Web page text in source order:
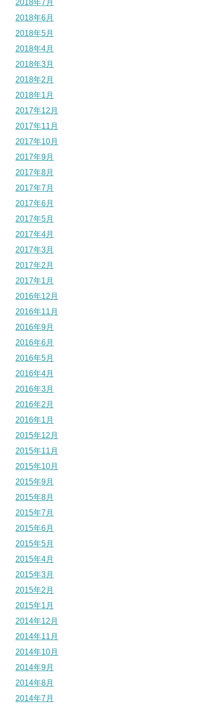
2018年7月
2018年6月
2018年5月
2018年4月
2018年3月
2018年2月
2018年1月
2017年12月
2017年11月
2017年10月
2017年9月
2017年8月
2017年7月
2017年6月
2017年5月
2017年4月
2017年3月
2017年2月
2017年1月
2016年12月
2016年11月
2016年9月
2016年6月
2016年5月
2016年4月
2016年3月
2016年2月
2016年1月
2015年12月
2015年11月
2015年10月
2015年9月
2015年8月
2015年7月
2015年6月
2015年5月
2015年4月
2015年3月
2015年2月
2015年1月
2014年12月
2014年11月
2014年10月
2014年9月
2014年8月
2014年7月